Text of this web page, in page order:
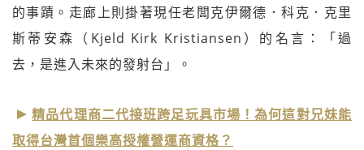
的事蹟。走廊上則掛著現任老闆克伊爾德．科克．克里
斯蒂安森（Kjeld Kirk Kristiansen）的名言：「過
去，是進入未來的發射台」。
精品代理商二代接班跨足玩具市場！為何這對兄妹能
取得台灣首個樂高授權營運商資格？